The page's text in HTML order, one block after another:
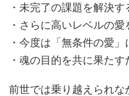
・未完了の課題を解決す
・さらに高いレベルの愛
・今度は「無条件の愛
・魂の目的を共に果た
前世では乗り越えられ